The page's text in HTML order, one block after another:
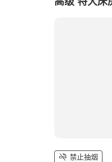
禁止抽烟